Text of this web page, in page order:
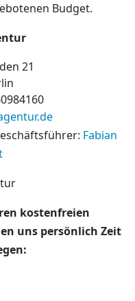
Budget.
21
Fabian
kostenfreien
uns persönlich Zeit